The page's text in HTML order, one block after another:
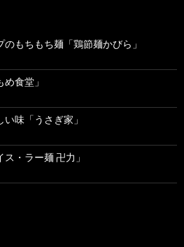
もちもち麺「鶏節麺かびら」
食堂」
味「うさぎ家」
・ラー麺 卍力」